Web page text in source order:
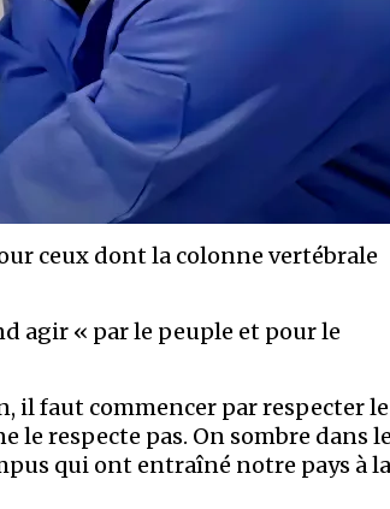
ceux dont la colonne vertébrale
agir « par le peuple et pour le
il faut commencer par respecter le
respecte pas. On sombre dans
qui ont entraîné notre pays à la